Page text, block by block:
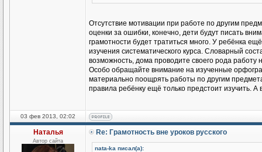
Отсутствие мотивации при работе по другим
оценки за ошибки, конечно, дети будут писать
грамотности будет тратиться много. У ребёнка
изучения систематического курса. Словарный
возможность, дома проводите своего рода работу
Особо обращайте внимание на изученные
материально поощрять работы по другим
правила ребёнку ещё только предстоит изучить.
03 фев 2013, 02:02
Наталья
Автор сайта
Re: Грамотность вне уроков русского
nata-ka писал(а):